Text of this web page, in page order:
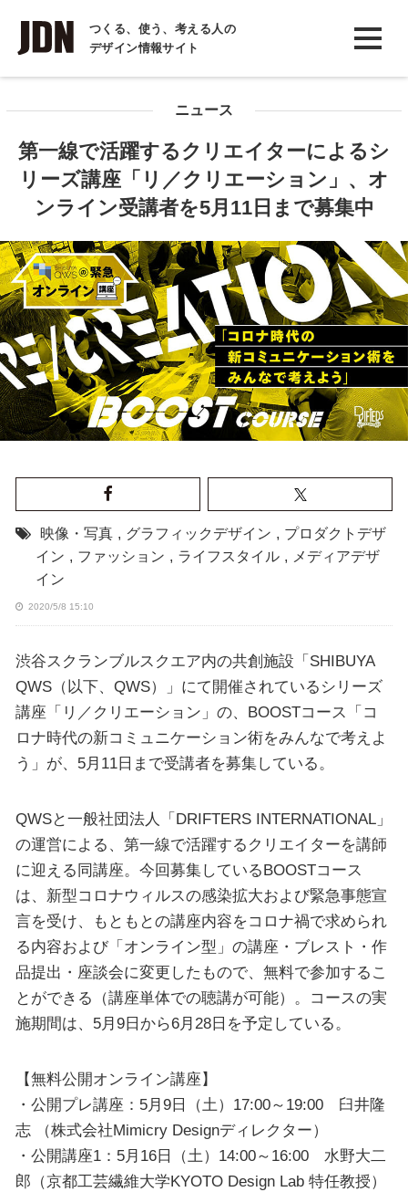
つくる、使う、考える人の
デザイン情報サイト
INTERVIEW
インタビュー
COLUMN
コラム
ニュース
第一線で活躍するクリエイターによるシ
リーズ講座「リ／クリエーション」、オ
ンライン受講者を5月11日まで募集中
映像・写真 , グラフィックデザイン , プロダクトデザ
イン , ファッション , ライフスタイル , メディアデザ
イン
2020/5/8 15:10
渋谷スクランブルスクエア内の共創施設「SHIBUYA
QWS（以下、QWS）」にて開催されているシリーズ
講座「リ／クリエーション」の、BOOSTコース「コ
ロナ時代の新コミュニケーション術をみんなで考えよ
う」が、5月11日まで受講者を募集している。
QWSと一般社団法人「DRIFTERS INTERNATIONAL」
の運営による、第一線で活躍するクリエイターを講師
に迎える同講座。今回募集しているBOOSTコース
は、新型コロナウィルスの感染拡大および緊急事態宣
言を受け、もともとの講座内容をコロナ禍で求められ
る内容および「オンライン型」の講座・ブレスト・作
品提出・座談会に変更したもので、無料で参加するこ
とができる（講座単体での聴講が可能）。コースの実
施期間は、5月9日から6月28日を予定している。
【無料公開オンライン講座】
・公開プレ講座：5月9日（土）17:00～19:00 臼井隆
志 （株式会社Mimicry Designディレクター）
・公開講座1：5月16日（土）14:00～16:00 水野大二
郎（京都工芸繊維大学KYOTO Design Lab 特任教授）